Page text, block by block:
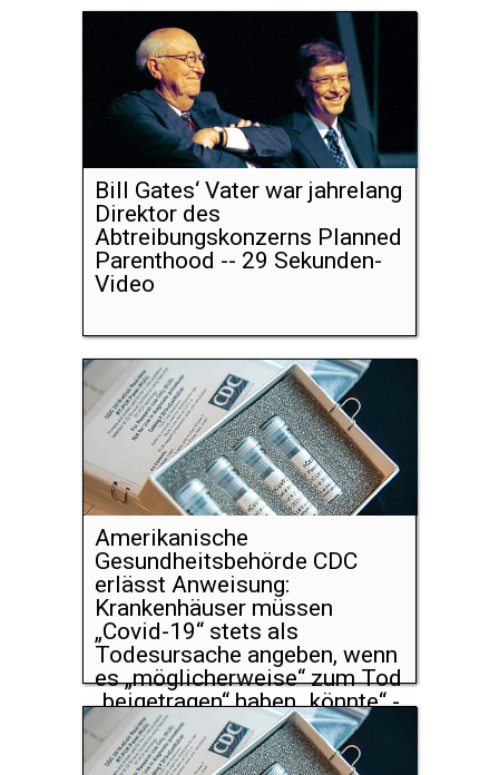
Bill Gates‘ Vater war jahrelang
Direktor des
Abtreibungskonzerns Planned
Parenthood -- 29 Sekunden-
Video
Amerikanische
Gesundheitsbehörde CDC
erlässt Anweisung:
Krankenhäuser müssen
„Covid-19“ stets als
Todesursache angeben, wenn
es „möglicherweise“ zum Tod
„beigetragen“ haben „könnte“ -
-- relevante Labortests gibt es
ja nicht...